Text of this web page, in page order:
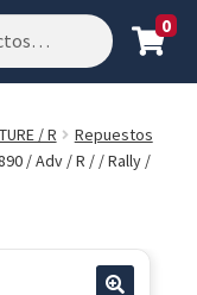
0
/ R
Repuestos
/ Adv / R / / Rally /